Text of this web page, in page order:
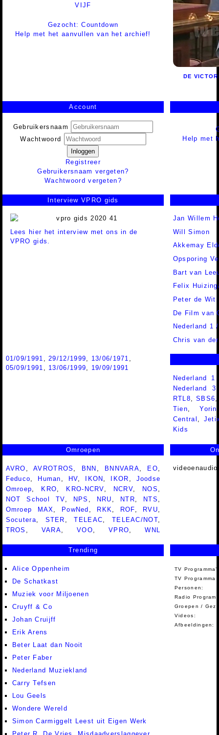
VIJF
Gezocht: Countdown
Help met het aanvullen van het archief!
DE
Account
Gebruikersnaam
Wachtwoord
Inloggen
Registreer
Gebruikersnaam vergeten?
Wachtwoord vergeten?
Help met
Interview VPRO gids
Lees hier het interview met ons in de
VPRO gids.
Jan Willem
Will Simon
Akkemay
Opsporing
Bart van
Felix
Peter de Wit
De Film van
Nederland 1
Chris van
01/09/1991 29/12/1999 13/06/1971
05/09/1991
13/06/1999
19/09/1991
Nederland
Nederland
RTL8,SBS6
Tien,Yorin
Central ,
Kids
Omroepen
AVRO ,AVROTROS BNN BNNVARA EO
Feduco
Human HV IKON IKOR
Joodse
Omroep
KRO KRO-NCRV NCRV NOS
NOT School TV
NPS NRU NTR NTS
Omroep MAX
PowNed RKK ROF RVU
Socutera
STER ,TELEAC TELEAC/NOT
TROS
VARA ,VOO ,VPRO ,WNL
Trending
Alice Oppenheim
De Schatkast
Muziek voor Miljoenen
Cruyff & Co
Johan Cruijff
Erik Arens
Beter Laat dan Nooit
Peter Faber
Nederland Muziekland
Carry Tefsen
Lou Geels
Wondere Wereld
Simon Carmiggelt Leest uit Eigen Werk
TV
TV Programma
Personen:
Radio
Groepen /
Videos:
Afbeeldingen: